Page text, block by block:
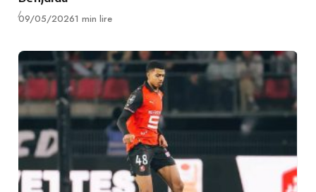
Publié
09/05/20261 min lire